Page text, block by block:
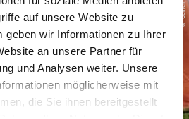
auf unsere Website zu
geben wir Informationen zu Ihrer
an unsere Partner für
und Analysen weiter. Unsere
möglicherweise mit
die Sie ihnen bereitgestellt